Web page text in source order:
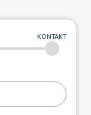
KONTAKT